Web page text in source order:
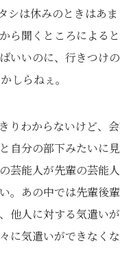
シは休みのときはあ
ら聞くところによる
いいのに、行きつけ
らねぇ。
りわからないけど、
自分の部下みたいに
芸能人が先輩の芸能
。あの中では先輩後
他人に対する気遣い
に気遣いができな